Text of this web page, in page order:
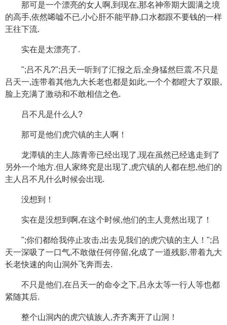
那可是一个漂亮的女人啊,到现在,那名神帝期大圆满之境
的高手,依然唏嘘不已,小心肝不能平静,口水都跟不要钱的一样
王往下流.
实在是太漂亮了.
";吕不凡?";吕天一听到了汇报之后,全身猛然巨震.不只是
吕天一,连带着其他九大长老也都是如此,一个个都瞪大了双眼,
脸上充满了激动和不敢相信之色.
吕不凡是什么人?
那可是他们虎穴镇的主人啊！
龙潭镇的主人,陈青帝已经出现了,现在虽然已经逃走到了
另外一个地方.但人家终究是出现了,虎穴镇的人都在想,他们的
主人吕不凡什么时候会出现.
没想到！
实在是没想到啊,在这个时候,他们的主人竟然出现了！
";你们都给我停止攻击,出去见我们的虎穴镇的主人！";吕
天一深吸了一口气,不敢做任何停留,化成了一道残影,带着九大
长老快速的向山洞外飞奔而去.
不只是他们,在吕天一的命令之下,吕永太等一行人等也都
紧随其后.
整个山洞内的虎穴镇族人,齐齐离开了山洞！